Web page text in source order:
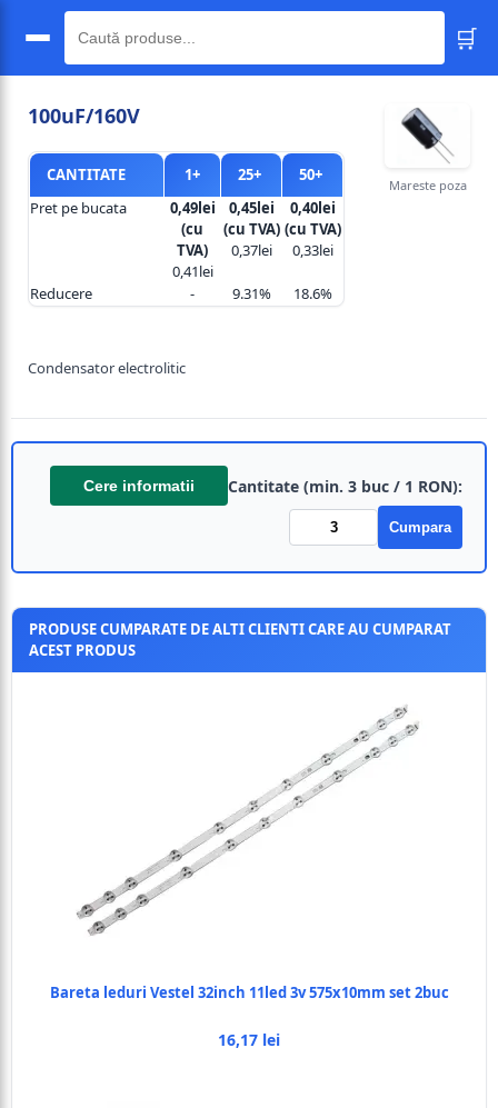
🛒
100uF/160V
CANTITATE 1+ 25+
50+
Pret pe bucata
0,49lei
(cu
TVA)
0,41lei
0,45lei
(cu TVA)
0,37lei
0,40lei
(cu TVA)
0,33lei
Reducere - 9.31% 18.6%
Mareste poza
Condensator electrolitic
Cere informatii Cantitate (min. 3 buc / 1 RON):
Cumpara
PRODUSE CUMPARATE DE ALTI CLIENTI CARE AU CUMPARAT
ACEST PRODUS
Bareta leduri Vestel 32inch 11led 3v 575x10mm set 2buc
16,17 lei